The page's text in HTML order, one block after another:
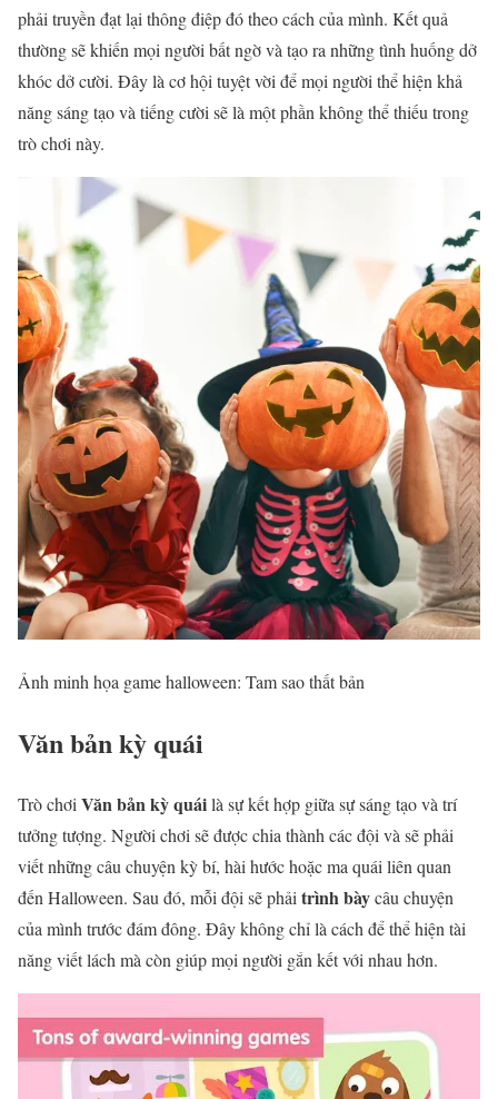
phải truyền đạt lại thông điệp đó theo cách của mình. Kết quả
thường sẽ khiến mọi người bất ngờ và tạo ra những tình huống dở
khóc dở cười. Đây là cơ hội tuyệt vời để mọi người thể hiện khả
năng sáng tạo và tiếng cười sẽ là một phần không thể thiếu trong
trò chơi này.
Ảnh minh họa game halloween: Tam sao thất bản
Văn bản kỳ quái
Trò chơi Văn bản kỳ quáilà sự kết hợp giữa sự sáng tạo và trí
tưởng tượng. Người chơi sẽ được chia thành các đội và sẽ phải
viết những câu chuyện kỳ bí, hài hước hoặc ma quái liên quan
đến Halloween. Sau đó, mỗi đội sẽ phải trình bàycâu chuyện
của mình trước đám đông. Đây không chỉ là cách để thể hiện tài
năng viết lách mà còn giúp mọi người gắn kết với nhau hơn.